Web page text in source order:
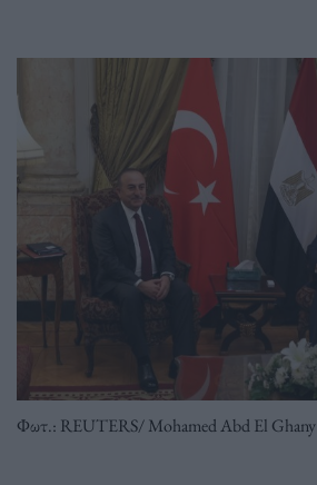
Φωτ.: REUTERS/ Mohamed Abd El Ghany